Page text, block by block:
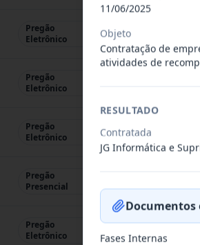
Pregão
Eletrônico
REGISTRO DE
Pregão
Eletrônico
Pregão
Eletrônico
REGISTRO DE
Pregão
Presencial
Pregão
Eletrônico
11/06/2025
Objeto
Contratação de
atividades de
RESULTADO
Contratada
JG Informática e
Documentos
Fases Internas